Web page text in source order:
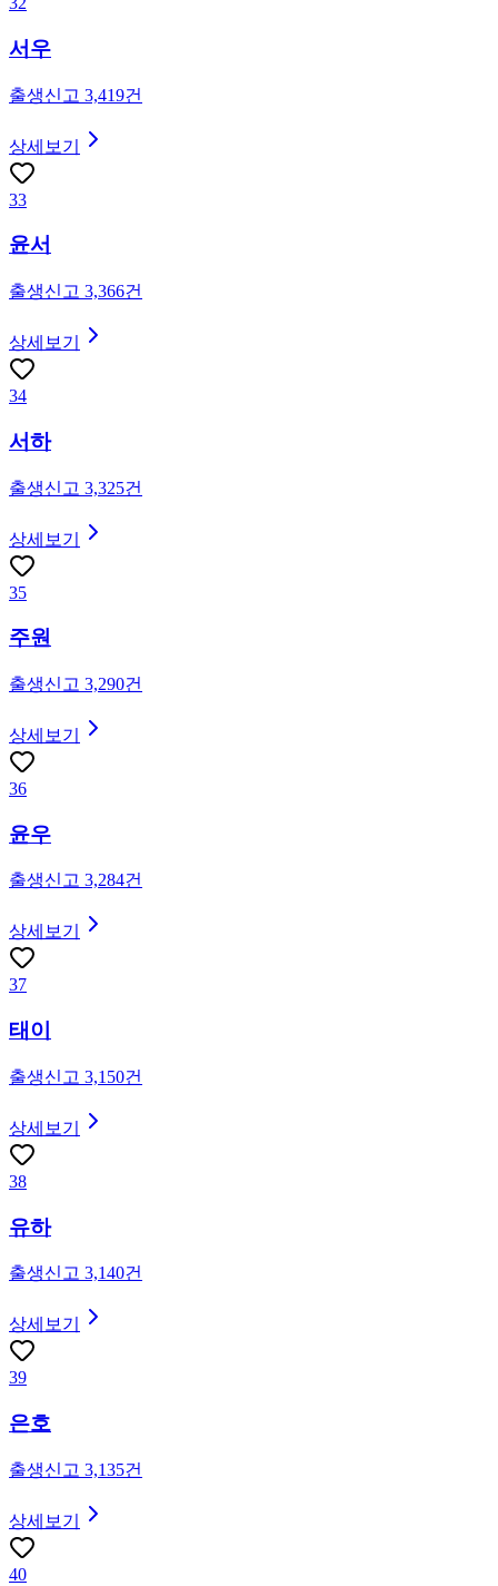
서우
출생신고 3,419건
상세보기
33
윤서
출생신고 3,366건
상세보기
34
서하
출생신고 3,325건
상세보기
35
주원
출생신고 3,290건
상세보기
36
윤우
출생신고 3,284건
상세보기
37
태이
출생신고 3,150건
상세보기
38
유하
출생신고 3,140건
상세보기
39
은호
출생신고 3,135건
상세보기
40